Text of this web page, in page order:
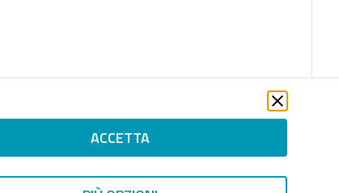
ACCETTA